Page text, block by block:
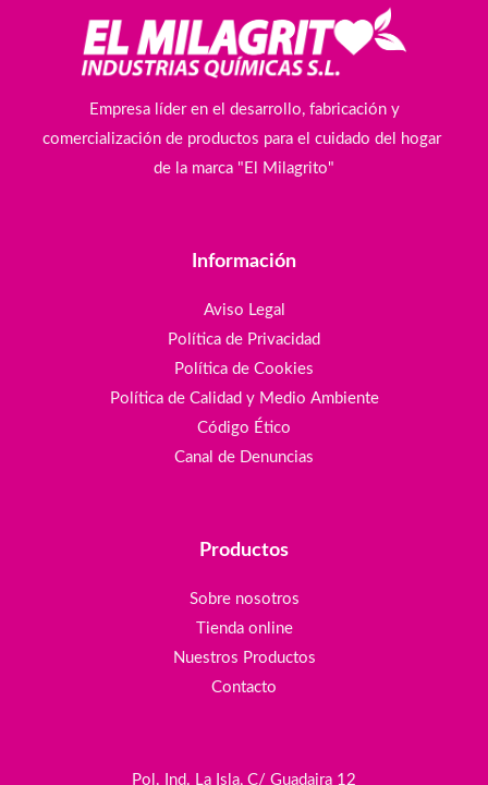
Empresa líder en el desarrollo, fabricación y
comercialización de productos para el cuidado del hogar
de la marca "El Milagrito"
Información
Aviso Legal
Política de Privacidad
Política de Cookies
Política de Calidad y Medio Ambiente
Código Ético
Canal de Denuncias
Productos
Sobre nosotros
Tienda online
Nuestros Productos
Contacto
Pol. Ind. La Isla, C/ Guadaira 12